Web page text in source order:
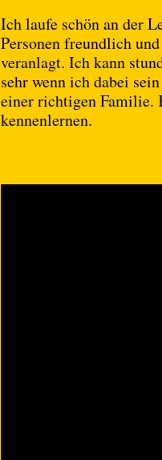
Ich laufe schön an der
Personen freundlich
veranlagt. Ich kann
sehr wenn ich dabei
einer richtigen Familie.
kennenlernen.